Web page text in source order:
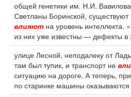
общей генетики им. Н.И.
Светланы Боринской, существуют
влияют на уровень интеллекта.
из них уже известны — дефекты в
улице Лесной, неподалеку от
там был тупик, и транспорт не
ситуацию на дороге. А теперь,
по старинке машины оказываются